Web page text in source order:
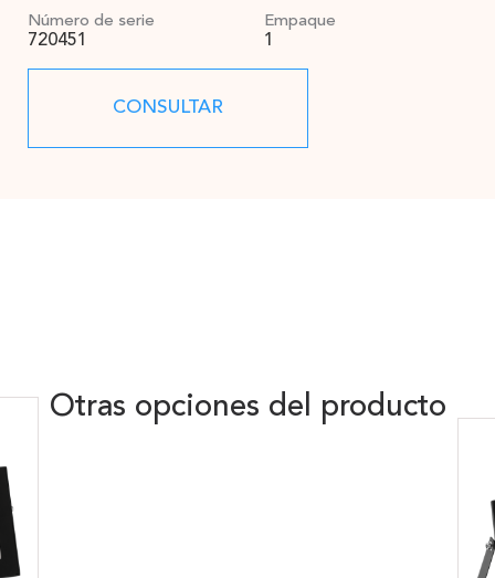
Número de serie
720451
Empaque
1
CONSULTAR
Otras opciones del producto